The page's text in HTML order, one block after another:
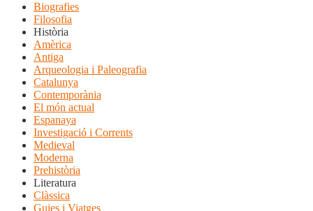
Biografies
Filosofia
Història
Amèrica
Antiga
Arqueologia i Paleografia
Catalunya
Contemporània
El món actual
Espanaya
Investigació i Corrents
Medieval
Moderna
Prehistòria
Literatura
Clàssica
Guies i Viatges